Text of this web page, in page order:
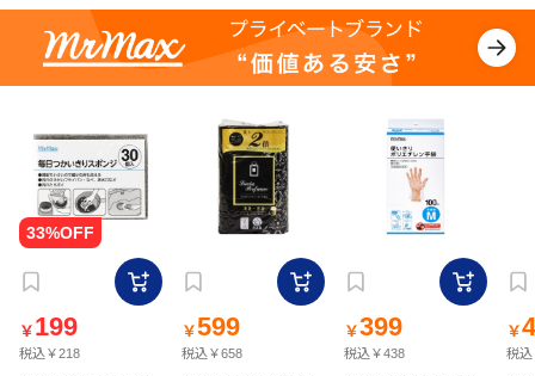
￥ 199
税込￥218
￥599
税込￥658
￥399
税込￥438
￥
税込